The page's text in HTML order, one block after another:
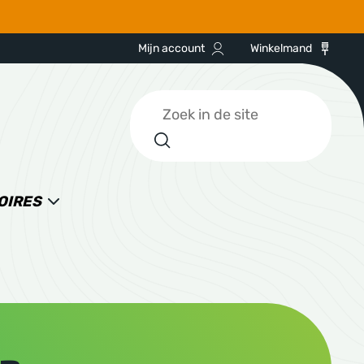
Mijn account Winkelmand
Zoeken